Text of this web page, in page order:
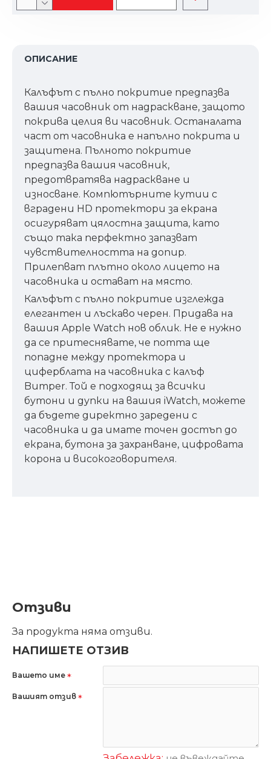
ОПИСАНИЕ
Калъфът с пълно покритие предпазва
вашия часовник от надраскване, защото
покрива целия ви часовник. Останалата
част от часовника е напълно покрита и
защитена. Пълното покритие
предпазва вашия часовник,
предотвратява надраскване и
износване. Компютърните кутии с
вградени HD протектори за екрана
осигуряват цялостна защита, като
също така перфектно запазват
чувствителността на допир.
Прилепват плътно около лицето на
часовника и остават на място.
Калъфът с пълно покритие изглежда
елегантен и лъскаво черен. Придава на
вашия Apple Watch нов облик. Не е нужно
да се притеснявате, че потта ще
попадне между протектора и
циферблата на часовника с калъф
Bumper. Той е подходящ за всички
бутони и дупки на вашия iWatch, можете
да бъдете директно заредени с
часовника и да имате точен достъп до
екрана, бутона за захранване, цифровата
корона и високоговорителя.
Отзиви
За продукта няма отзиви.
НАПИШЕТЕ ОТЗИВ
Вашето име
Вашият отзив